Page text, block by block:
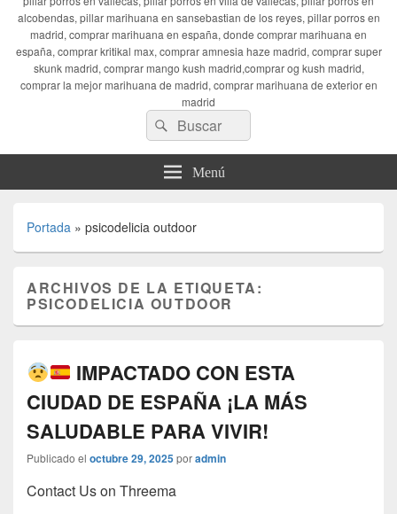
alcobendas, pillar marihuana en sansebastian de los reyes, pillar porros en
madrid, comprar marihuana en españa, donde comprar marihuana en
españa, comprar kritikal max, comprar amnesia haze madrid, comprar super
skunk madrid, comprar mango kush madrid,comprar og kush madrid,
comprar la mejor marihuana de madrid, comprar marihuana de exterior en
madrid
Buscar
por:
Buscar
Menú
Portada » psicodelicia outdoor
ARCHIVOS DE LA ETIQUETA:
PSICODELICIA OUTDOOR
IMPACTADO CON ESTA
CIUDAD DE ESPAÑA ¡LA MÁS
SALUDABLE PARA VIVIR!
Publicado el octubre 29, 2025poradmin
Contact Us on Threema